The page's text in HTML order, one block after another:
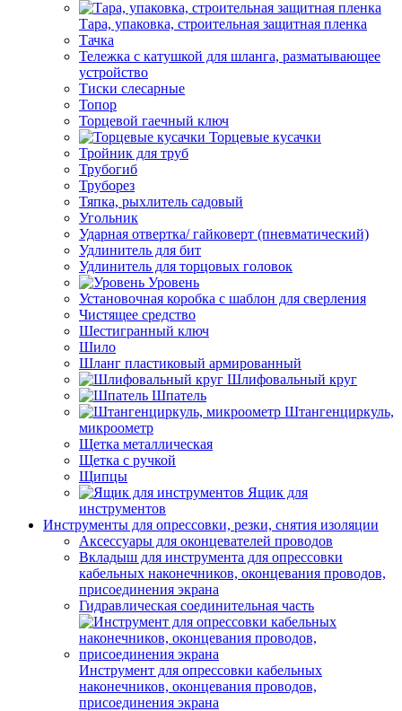
Тара, упаковка, строительная защитная пленка
Тачка
Тележка с катушкой для шланга, разматывающее
устройство
Тиски слесарные
Топор
Торцевой гаечный ключ
Торцевые кусачки
Тройник для труб
Трубогиб
Труборез
Тяпка, рыхлитель садовый
Угольник
Ударная отвертка/ гайковерт (пневматический)
Удлинитель для бит
Удлинитель для торцовых головок
Уровень
Установочная коробка с шаблон для сверления
Чистящее средство
Шестигранный ключ
Шило
Шланг пластиковый армированный
Шлифовальный круг
Шпатель
Штангенциркуль,
микроометр
Щетка металлическая
Щетка с ручкой
Щипцы
Ящик для
инструментов
Инструменты для опрессовки, резки, снятия изоляции
Аксессуары для оконцевателей проводов
Вкладыш для инструмента для опрессовки
кабельных наконечников, оконцевания проводов,
присоединения экрана
Гидравлическая соединительная часть
Инструмент для опрессовки кабельных
наконечников, оконцевания проводов,
присоединения экрана